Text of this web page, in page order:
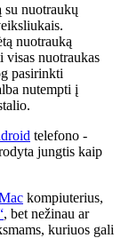
su nuotraukų
nuotrauką
visas nuotraukas
pasirinkti
nutempti į
telefono -
jungtis kaip
kompiuterius,
, bet nežinau ar
kuriuos gali